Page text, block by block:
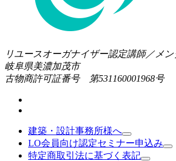
リユースオーガナイザー認定講師／メ
岐阜県美濃加茂市
古物商許可証番号 第531160001968号
建築・設計事務所様へ
LO会員向け認定セミナー申込み
特定商取引法に基づく表記